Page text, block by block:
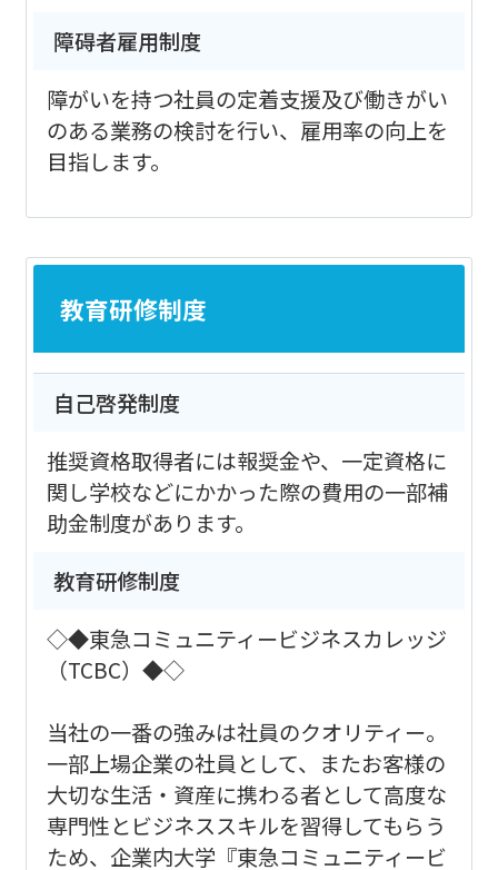
障碍者雇用制度
障がいを持つ社員の定着支援及び働きがい
のある業務の検討を行い、雇用率の向上を
目指します。
教育研修制度
自己啓発制度
推奨資格取得者には報奨金や、一定資格に
関し学校などにかかった際の費用の一部補
助金制度があります。
教育研修制度
◇◆東急コミュニティービジネスカレッジ
（TCBC）◆◇
当社の一番の強みは社員のクオリティー。
一部上場企業の社員として、またお客様の
大切な生活・資産に携わる者として高度な
専門性とビジネススキルを習得してもらう
ため、企業内大学『東急コミュニティービ